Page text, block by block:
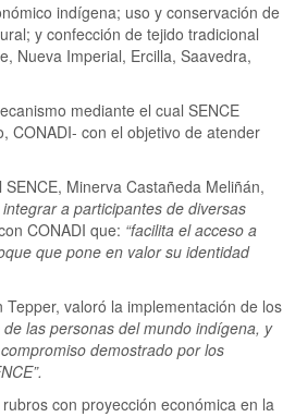
indígena; uso y conservación de
y confección de tejido tradicional
Nueva Imperial, Ercilla, Saavedra,
mediante el cual SENCE
CONADI- con el objetivo de atender
Minerva Castañeda Meliñán,
a participantes de diversas
CONADI que: “facilita el acceso a
que pone en valor su identidad
valoró la implementación de los
las personas del mundo indígena, y
compromiso demostrado por los
con proyección económica en la